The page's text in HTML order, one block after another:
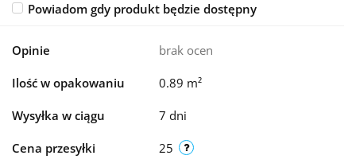
Powiadom gdy produkt będzie dostępny
Opinie brak ocen
Ilość w opakowaniu 0.89 m²
Wysyłka w ciągu 7 dni
Cena przesyłki 25